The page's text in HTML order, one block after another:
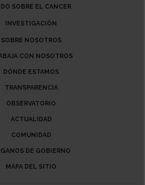
SOBRE EL CANCER
INVESTIGACIÓN
SOBRE NOSOTROS
CON NOSOTROS
DÓNDE ESTAMOS
TRANSPARENCIA
OBSERVATORIO
ACTUALIDAD
COMUNIDAD
DE GOBIERNO
MAPA DEL SITIO